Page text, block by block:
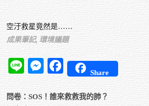
空汙救星竟然是……
成果筆記, 環境議題
Line MessengerFacebook
Share
問卷：SOS！誰來救救我的肺？